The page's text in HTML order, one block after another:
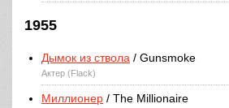
1955
Дымок из ствола / Gunsmoke
Актер (Flack)
Миллионер / The Millionaire